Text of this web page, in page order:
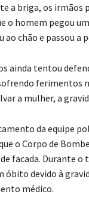
a briga, os
o homem pegou
ao chão e passou a
ainda tentou
ferimentos
a mulher, a
da equipe
o Corpo de
facada. Durante
óbito devido à
médico.